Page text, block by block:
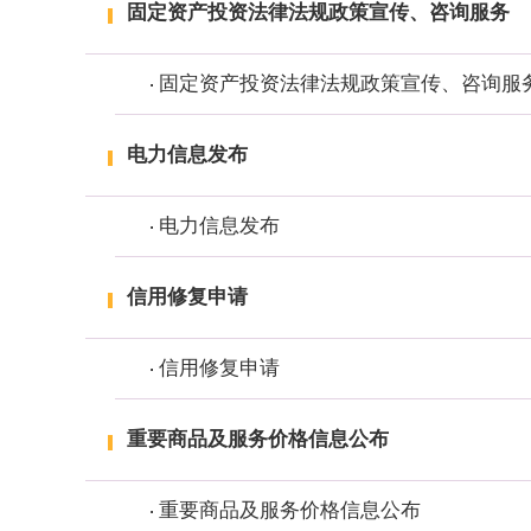
固定资产投资法律法规政策宣传、咨询服务
固定资产投资法律法规政策宣传、咨询服
电力信息发布
电力信息发布
信用修复申请
信用修复申请
重要商品及服务价格信息公布
重要商品及服务价格信息公布